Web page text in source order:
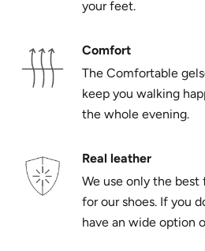
your feet.
Comfort
The Comfortable
keep you walking
the whole evening.
Real leather
We use only the best
for our shoes. If you
have an wide option